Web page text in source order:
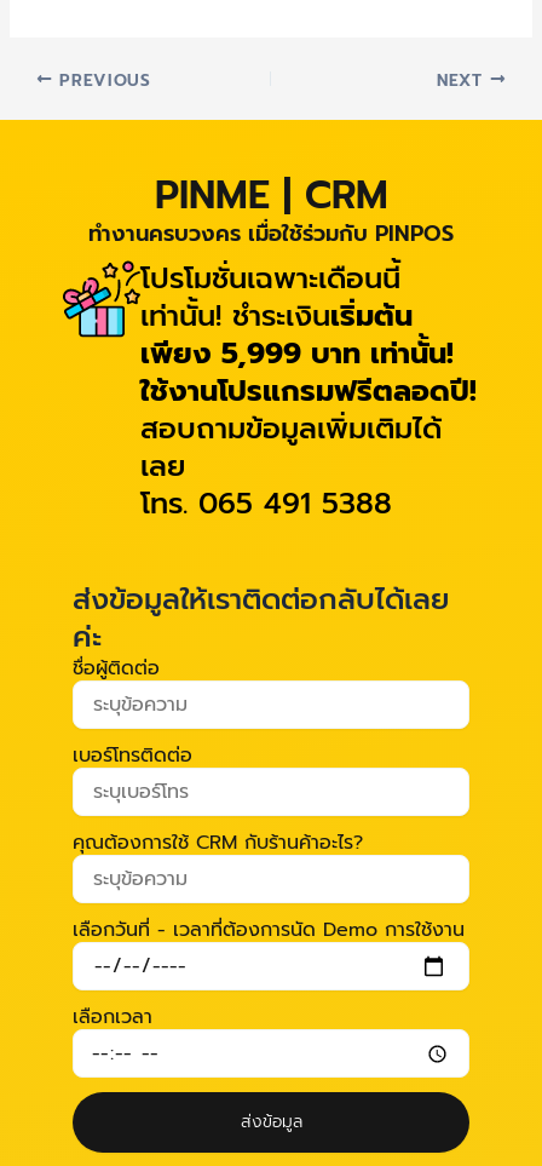
PREVIOUS NEXT
PINME | CRM
ทำงานครบวงคร เมื่อใช้ร่วมกับ PINPOS
โปรโมชั่นเฉพาะเดือนนี้
เท่านั้น! ชำระเงินเริ่มต้น
เพียง 5,999 บาท เท่านั้น!
ใช้งานโปรแกรมฟรีตลอดปี!
สอบถามข้อมูลเพิ่มเติมได้
เลย
โทร. 065 491 5388
ส่งข้อมูลให้เราติดต่อกลับได้เลย
ค่ะ
ชื่อผู้ติดต่อ
เบอร์โทรติดต่อ
คุณต้องการใช้ CRM กับร้านค้าอะไร?
เลือกวันที่ - เวลาที่ต้องการนัด Demo การใช้งาน
เลือกเวลา
ส่งข้อมูล